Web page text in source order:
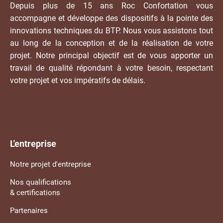
Depuis plus de 15 ans Roc Confortation vous
accompagne et développe des dispositifs à la pointe des
innovations techniques du BTP. Nous vous assistons tout
au long de la conception et de la réalisation de votre
projet. Notre principal objectif est de vous apporter un
travail de qualité répondant à votre besoin, respectant
votre projet et vos impératifs de délais.
L'entreprise
Notre projet d'entreprise
Nos qualifications
& certifications
Partenaires